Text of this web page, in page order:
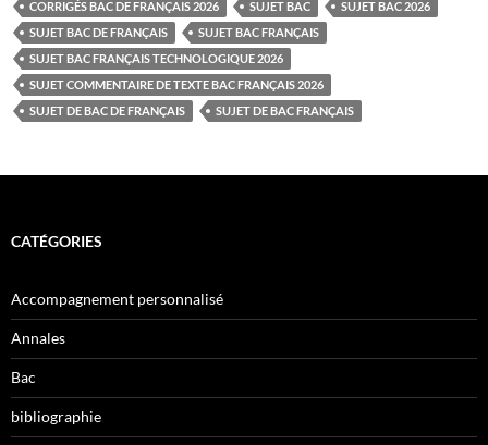
CORRIGÉS BAC DE FRANÇAIS 2026 SUJET BAC
SUJET BAC 2026
SUJET BAC DE FRANÇAIS
SUJET BAC FRANÇAIS
SUJET BAC FRANÇAIS TECHNOLOGIQUE 2026
SUJET COMMENTAIRE DE TEXTE BAC FRANÇAIS 2026
SUJET DE BAC DE FRANÇAIS
SUJET DE BAC FRANÇAIS
CATÉGORIES
Accompagnement personnalisé
Annales
Bac
bibliographie